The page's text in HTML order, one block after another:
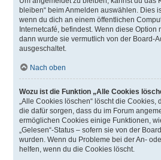
bleiben“ beim Anmelden auswählen. Dies
wenn du dich an einem öffentlichen
Internetcafé, befindest. Wenn diese Option
dann wurde sie vermutlich von der Board-
ausgeschaltet.
Nach oben
Wozu ist die Funktion „Alle Cookies
„Alle Cookies löschen“ löscht die Cookies,
die dafür sorgen, dass du im Forum
ermöglichen Cookies einige Funktionen,
„Gelesen“-Status – sofern sie von der
wurden. Wenn du Probleme bei der An-
helfen, wenn du die Cookies löscht.